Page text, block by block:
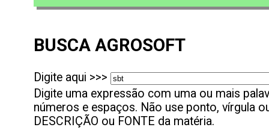
BUSCA AGROSOFT
Digite aqui >>>
Digite uma expressão com uma ou mais
números e espaços. Não use ponto, vírgula
DESCRIÇÃO ou FONTE da matéria.